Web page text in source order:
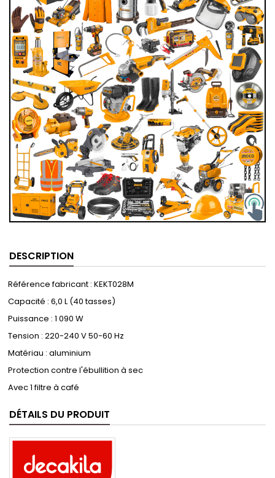
DESCRIPTION
Référence fabricant : KEKT028M
Capacité : 6,0 L (40 tasses)
Puissance : 1 090 W
Tension : 220-240 V 50-60 Hz
Matériau : aluminium
Protection contre l'ébullition à sec
Avec 1 filtre à café
DÉTAILS DU PRODUIT